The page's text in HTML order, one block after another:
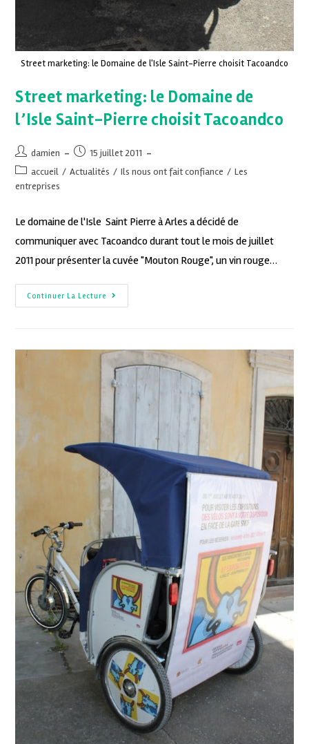
Street marketing: le Domaine de l'Isle Saint-Pierre choisit Tacoandco
Street marketing: le Domaine de
l’Isle Saint-Pierre choisit Tacoandco
damien
15 juillet 2011
accueil / Actualités / Ils nous ont fait confiance / Les
entreprises
Le domaine de l'Isle Saint Pierre à Arles a décidé de
communiquer avec Tacoandco durant tout le mois de juillet
2011 pour présenter la cuvée "Mouton Rouge", un vin rouge…
Continuer La Lecture